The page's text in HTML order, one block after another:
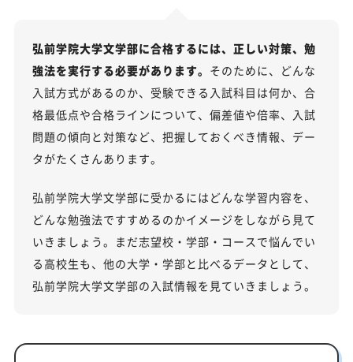
弘前学院大学文学部に合格するには、正しい対策、勉
強法を実行する必要があります。 そのために、どんな
入試方式があるのか、受験できる入試科目は何か、合
格最低点や合格ラインについて、偏差値や倍率、入試
問題の傾向と対策など、把握しておくべき情報、デー
タがたくさんあります。
弘前学院大学文学部に受かるにはどんな学習内容を、
どんな勉強法ですすめるのかイメージをしながら見て
いきましょう。まだ志望校・学部・コースで悩んでい
る高校生も、他の大学・学部と比べるデータとして、
弘前学院大学文学部の入試情報を見ていきましょう。